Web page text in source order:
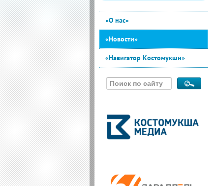
«О нас»
«Новости»
«Навигатор Костомукши»